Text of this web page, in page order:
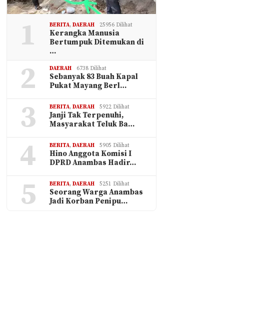
1 BERITA,DAERAH 25956 Dilihat
Kerangka Manusia
Bertumpuk Ditemukan di
…
2 DAERAH 6738 Dilihat
Sebanyak 83 Buah Kapal
Pukat Mayang Berl…
3 BERITA,DAERAH 5922 Dilihat
Janji Tak Terpenuhi,
Masyarakat Teluk Ba…
4 BERITA,DAERAH 5905 Dilihat
Hino Anggota Komisi I
DPRD Anambas Hadir…
5 BERITA,DAERAH 5251 Dilihat
Seorang Warga Anambas
Jadi Korban Penipu…